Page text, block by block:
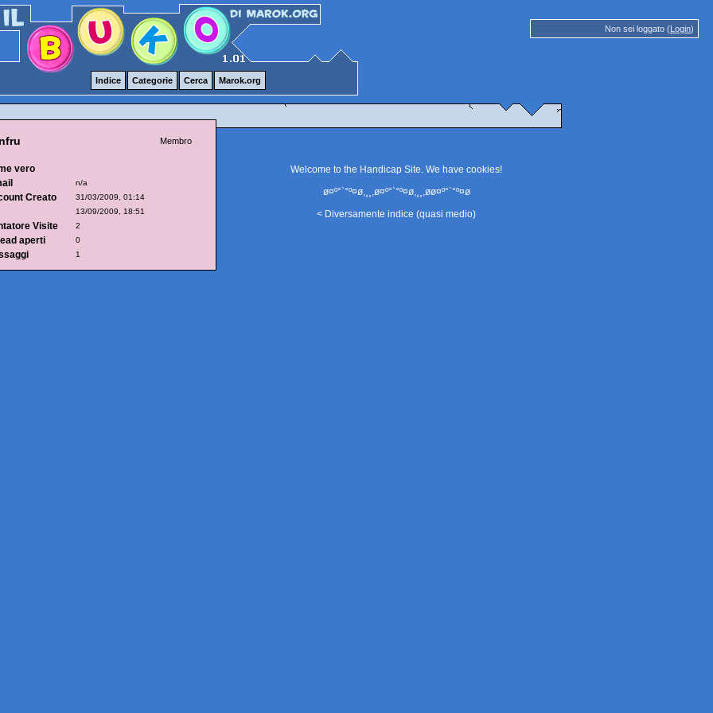
Non sei loggato (Login)
Indice Categorie Cerca Marok.org
Membro
vero
n/a
Creato 31/03/2009, 01:14
13/09/2009, 18:51
Visite 2
aperti 0
1
Welcome to the Handicap Site. We have cookies!
ø¤º°`°º¤ø,¸¸,ø¤º°`°º¤ø,¸¸,øø¤º°`°º¤ø
< Diversamente indice (quasi medio)